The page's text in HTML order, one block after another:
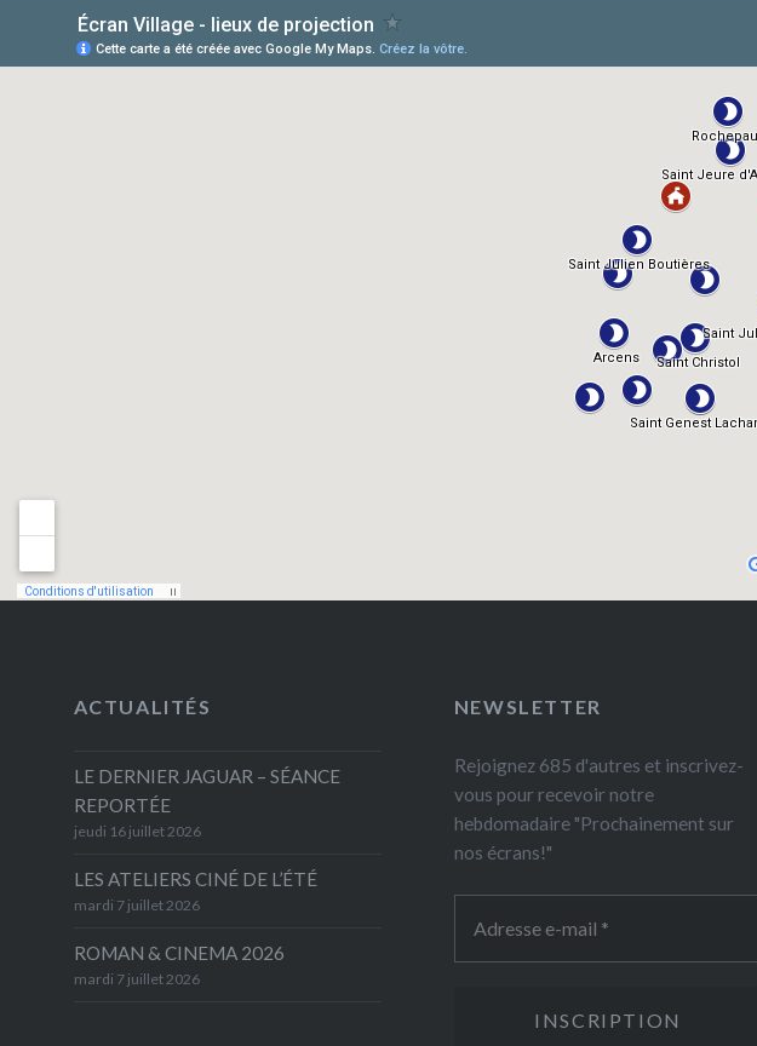
ACTUALITÉS
LE DERNIER JAGUAR – SÉANCE
REPORTÉE
jeudi 16 juillet 2026
LES ATELIERS CINÉ DE L’ÉTÉ
mardi 7 juillet 2026
ROMAN & CINEMA 2026
mardi 7 juillet 2026
NEWSLETTER
Rejoignez 685 d'autres et inscrivez-
vous pour recevoir notre
hebdomadaire "Prochainement sur
nos écrans!"